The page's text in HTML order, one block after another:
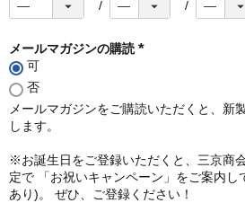
メールマガジンの購読
須
)
可
否
メールマガジンをご購読いただくと、新
します。
※お誕生日をご登録いただくと、三京商
定で 「お祝いキャンペーン」をご案内し
あり)。 ぜひ、ご登録ください！